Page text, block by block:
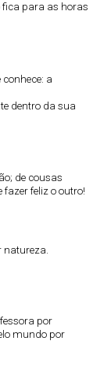
fica para as horas
a
dentro da sua
de cousas
feliz o outro!
por
mundo por